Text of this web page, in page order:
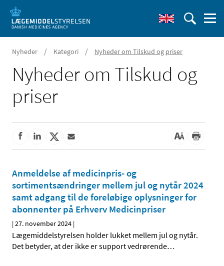
Nyheder / Kategori / Nyheder om Tilskud og priser
Nyheder om Tilskud og
priser
Anmeldelse af medicinpris- og
sortimentsændringer mellem jul og nytår 2024
samt adgang til de foreløbige oplysninger for
abonnenter på Erhverv Medicinpriser
|27. november 2024 |
Lægemiddelstyrelsen holder lukket mellem jul og nytår.
Det betyder, at der ikke er support vedrørende…